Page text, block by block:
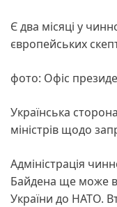
Є два місяці у
європейських
фото: Офіс
Українська
міністрів щодо
Адміністрація
Байдена ще може
України до НАТО.